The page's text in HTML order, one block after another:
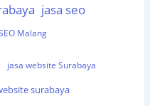
jasa seo
Malang
jasa website Surabaya
surabaya